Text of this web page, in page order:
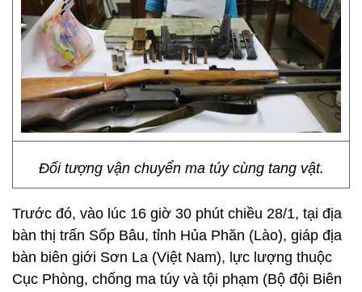
Đối tượng vận chuyển ma túy cùng tang vật.
Trước đó, vào lúc 16 giờ 30 phút chiều 28/1, tại địa
bàn thị trấn Sốp Bâu, tỉnh Hủa Phăn (Lào), giáp địa
bàn biên giới Sơn La (Việt Nam), lực lượng thuộc
Cục Phòng, chống ma túy và tội phạm (Bộ đội Biên